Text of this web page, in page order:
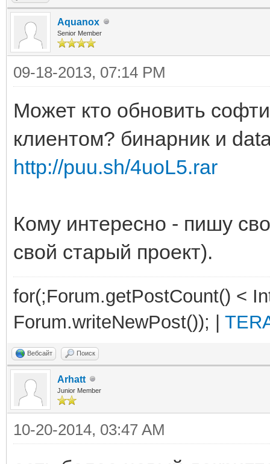
Aquanox
Senior Member
09-18-2013, 07:14 PM
Может кто обновить
клиентом? бинарник и
http://puu.sh/4uoL5.rar
Кому интересно - пишу
свой старый проект).
for(;Forum.getPostCount() <
Forum.writeNewPost()); |
Вебсайт Поиск
Arhatt
Junior Member
10-20-2014, 03:47 AM